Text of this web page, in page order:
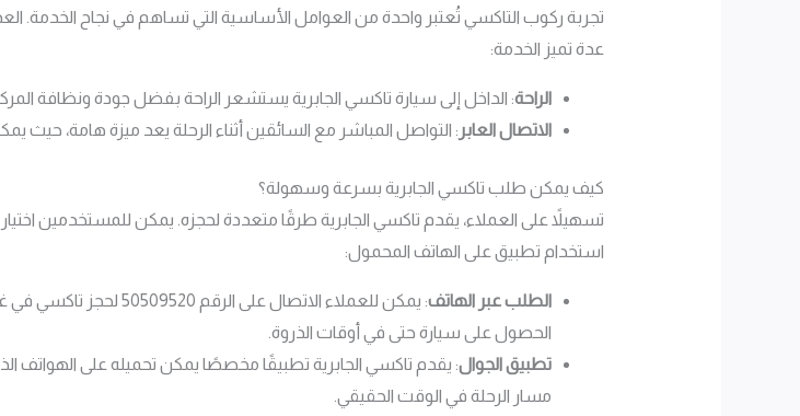
تجربة ركوب التاكسي تُعتبر واحدة من العوامل الأساسية التي تساهم في نجاح الخدمة.
عدة تميز الخدمة:
الراحة: الداخل إلى سيارة تاكسي الجابرية يستشعر الراحة بفضل جودة ونظافة
الاتصال العابر : التواصل المباشر مع السائقين أثناء الرحلة يعد ميزة هامة،
كيف يمكن طلب تاكسي الجابرية بسرعة وسهولة؟
تسهيلاً على العملاء، يقدم تاكسي الجابرية طرقًا متعددة لحجزه. يمكن للمستخدمين
استخدام تطبيق على الهاتف المحمول:
الطلب عبر الهاتف
: يمكن للعملاء الاتصال
الحصول على سيارة حتى في أوقات الذروة.
تطبيق الجوال: يقدم تاكسي الجابرية تطبيقًا مخصصًا يمكن تحميله على الهواتف
مسار الرحلة في الوقت الحقيقي.